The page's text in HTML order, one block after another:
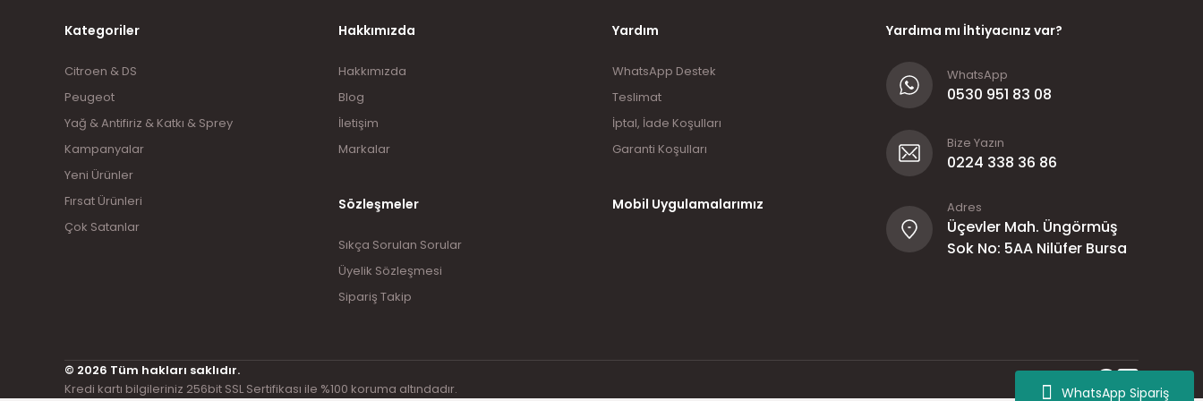
WhatsApp Sipariş
Kategoriler
Citroen & DS
Peugeot
Yağ & Antifiriz & Katkı & Sprey
Kampanyalar
Yeni Ürünler
Fırsat Ürünleri
Çok Satanlar
Hakkımızda
Hakkımızda
Blog
İletişim
Markalar
Sözleşmeler
Sıkça Sorulan Sorular
Üyelik Sözleşmesi
Sipariş Takip
Yardım
WhatsApp Destek
Teslimat
İptal, İade Koşulları
Garanti Koşulları
Mobil Uygulamalarımız
Yardıma mı İhtiyacınız var?
WhatsApp
0530 951 83 08
Bize Yazın
0224 338 36 86
Adres
Üçevler Mah. Üngörmüş
Sok No: 5AA Nilüfer Bursa
© 2026 Tüm hakları saklıdır.
Kredi kartı bilgileriniz 256bit SSL Sertifikası ile %100 koruma altındadır.